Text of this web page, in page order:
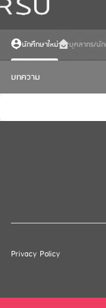
นักศึกษาใหม่ บุคลากร/นั
บทความ
Privacy Policy